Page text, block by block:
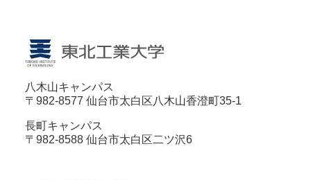
八木山キャンパス
〒982-8577 仙台市太白区八木山香澄町35-1
長町キャンパス
〒982-8588 仙台市太白区二ツ沢6